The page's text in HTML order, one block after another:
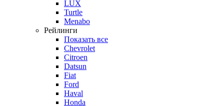
LUX
Turtle
Menabo
Рейлинги
Показать все
Chevrolet
Citroen
Datsun
Fiat
Ford
Haval
Honda